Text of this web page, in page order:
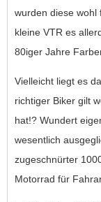
wurden diese wohl
kleine VTR es
80iger Jahre
Vielleicht liegt es
richtiger Biker gilt
hat!? Wundert
wesentlich
zugeschnürter
Motorrad für